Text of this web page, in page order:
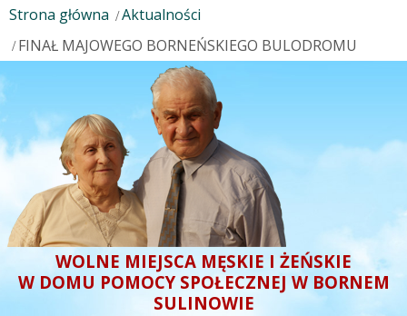
Strona główna
Aktualności
FINAŁ MAJOWEGO BORNEŃSKIEGO BULODROMU
WOLNE MIEJSCA MĘSKIE I ŻEŃSKIE
W DOMU POMOCY SPOŁECZNEJ W BORNEM
SULINOWIE